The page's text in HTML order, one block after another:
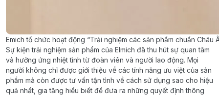
Emich tổ chức hoạt động “Trải nghiệm các sản phẩm chuẩn
Sự kiện trải nghiệm sản phẩm của Elmich đã thu hút sự quan tâm
và hưởng ứng nhiệt tình từ đoàn viên và người lao động. Mọi
người không chỉ được giới thiệu về các tính năng ưu việt của sản
phẩm mà còn được tư vấn tận tình về cách sử dụng sao cho hiệu
quả nhất, gia tăng hiểu biết để đưa ra những quyết định thông